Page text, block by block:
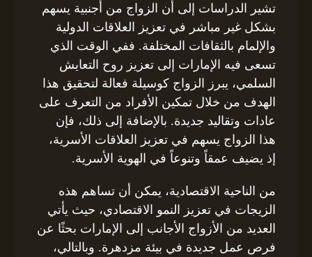
تشير الدراسات إلى أن الزواج من أجنبية يسهم
بشكل غير مباشر في تعزيز العلاقات الدولية
والإلمام بالثقافات المختلفة. ففي الوقت الذي
تسعى فيه الإمارات إلى تعزيز روح التعايش
السلمي، يبرز الزواج كوسيلة فعالة لتحقيق هذا
الهدف من خلال تمكين الأفراد من التعرف على
عادات وتقاليد جديدة. بالإضافة إلى ذلك، فإن
هذا الزواج يسهم في تعزيز العلاقات الأسرية،
إذ يضيف عمقاً وتنوعاً في الهوية الأسرية.
من الناحية الاقتصادية، يمكن أن تساهم هذه
الزيجات في تعزيز النمو الاقتصادي، حيث يأتي
العديد من الأزواج الأجانب إلى الإمارات بحثًا عن
فرص عمل جديدة في بيئة مزدهرة. وبالتالي،